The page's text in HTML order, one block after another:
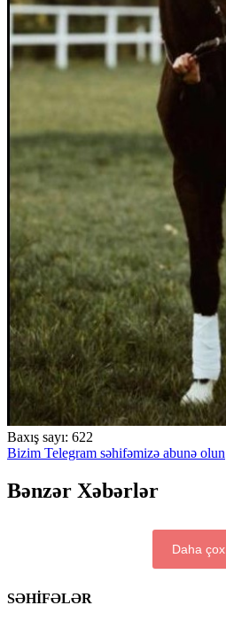
Baxış sayı: 622
Bizim Telegram səhifəmizə abunə olun
Bənzər Xəbərlər
Daha çox
SƏHİFƏLƏR